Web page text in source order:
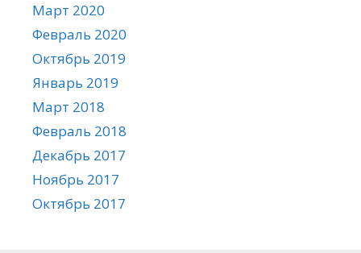
Март 2020
Февраль 2020
Октябрь 2019
Январь 2019
Март 2018
Февраль 2018
Декабрь 2017
Ноябрь 2017
Октябрь 2017